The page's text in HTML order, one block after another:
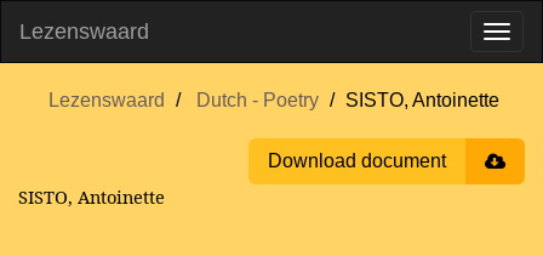
Lezenswaard
Lezenswaard Dutch - Poetry SISTO, Antoinette
Download document
SISTO, Antoinette